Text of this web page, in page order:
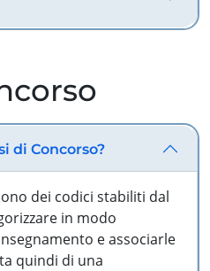
di Concorso?
dei codici stabiliti dal
in modo
e associarle
quindi di una